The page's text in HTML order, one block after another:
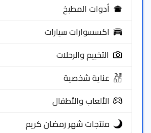
أدوات المطبخ
اكسسوارات سيارات
التخييم والرحلات
عناية شخصية
الألعاب والأطفال
منتجات شهر رمضان كريم